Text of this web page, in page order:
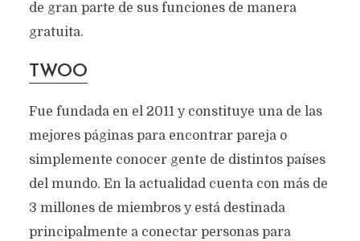
de gran parte de sus funciones de manera
gratuita.
TWOO
Fue fundada en el 2011 y constituye una de las
mejores páginas para encontrar pareja o
simplemente conocer gente de distintos países
del mundo. En la actualidad cuenta con más de
3 millones de miembros y está destinada
principalmente a conectar personas para